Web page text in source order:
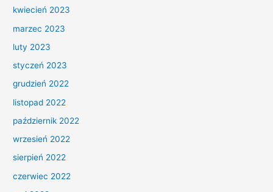
kwiecień 2023
marzec 2023
luty 2023
styczeń 2023
grudzień 2022
listopad 2022
październik 2022
wrzesień 2022
sierpień 2022
czerwiec 2022